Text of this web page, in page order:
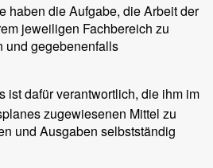
haben die Aufgabe, die Arbeit der
jeweiligen Fachbereich zu
und gegebenenfalls
ist dafür verantwortlich, die ihm im
zugewiesenen Mittel zu
und Ausgaben selbstständig